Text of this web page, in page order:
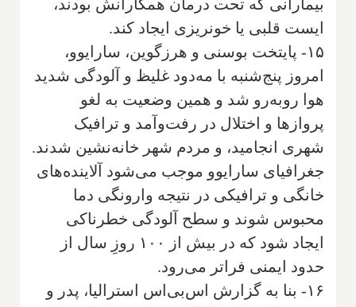
بیمارانی که تحت درمان همکارانش بودند،
ایست قلبی یا خونریزی ایجاد کند.
۱۵- پایتخت بوسنی و هرزگوین، سارایوو،
امروز پنج‌شنبه با مه‌دود غلیظ و آلودگی شدید
هوا روبه‌رو شد و همین وضعیت به لغو
پروازها و اختلال در رفت‌وآمد و ترافیک
شهری انجامید، و مردم شهر خانه‌نشین شدند.
جغرافیای سارایوو موجب می‌شود آلاینده‌های
خانگی و ترافیکی در نتیجه وارونگی دما
محبوس شوند و سطح آلودگی خطرناکی
ایجاد شود که در بیش از ۱۰۰ روزِ سال از
حدود ایمنی فراتر می‌رود.
۱۶- بنا به گزارش اس‌بی‌اس استرالیا، پدر و